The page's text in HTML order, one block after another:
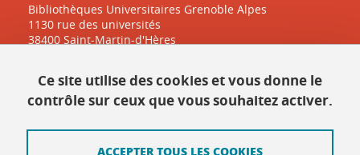
Bibliothèques Universitaires Grenoble Alpes
1130 rue des universités
38400 Saint-Martin-d'Hères
Contact
Plan du site
Ce site utilise des cookies et vous donne le
contrôle sur ceux que vous souhaitez activer.
ACCEPTER TOUS LES COOKIES